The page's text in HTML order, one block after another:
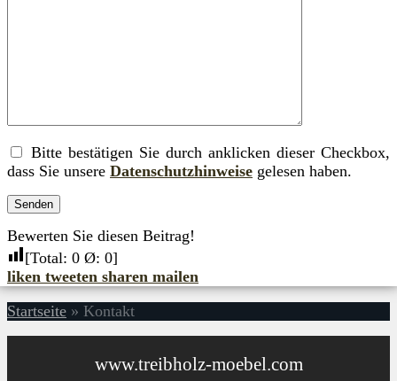
Bitte bestätigen Sie durch anklicken dieser Checkbox,
dass Sie unsere Datenschutzhinweise gelesen haben.
Bewerten Sie diesen Beitrag!
[Total: 0 Ø: 0]
liken tweeten sharen mailen
Startseite » Kontakt
www.treibholz-moebel.com